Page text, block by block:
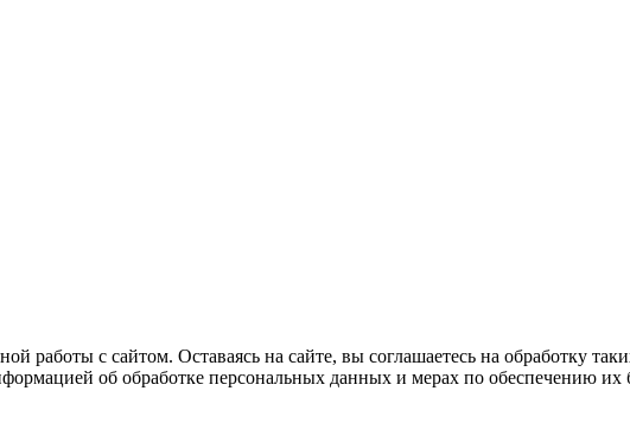
работы с сайтом. Оставаясь на сайте, вы соглашаетесь на обработку
об обработке персональных данных и мерах по обеспечению их